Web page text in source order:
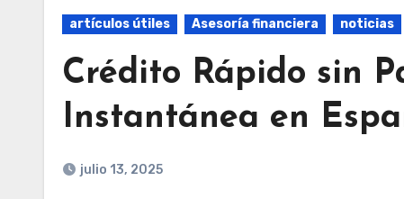
artículos útiles Asesoría financiera noticias
Crédito Rápido sin
Instantánea en
julio 13, 2025